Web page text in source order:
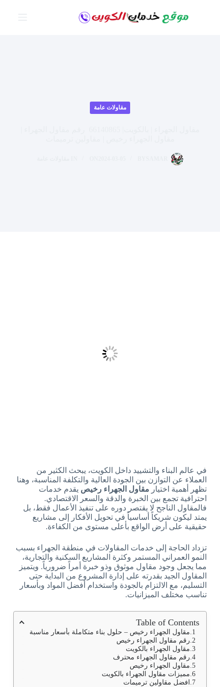
مقاولات عامة
في عالم البناء والتشييد داخل الكويت، يبحث الكثير من
العملاء عن التوازن بين الجودة العالية والتكلفة المناسبة، وهنا
تظهر أهمية اختيار مقاول الجهراء رخيص يقدم خدمات
احترافية تجمع بين الخبرة والدقة والسعر الاقتصادي.
فالمقاول الناجح لا يقتصر دوره على تنفيذ الأعمال فقط، بل
يمتد ليكون شريكاً أساسياً في تحويل الأفكار إلى مشاريع
حقيقية على أرض الواقع بأعلى مستوى من الكفاءة.
تزداد الحاجة إلى خدمات المقاولات في منطقة الجهراء بسبب
النمو العمراني المستمر وكثرة المشاريع السكنية والتجارية،
مما يجعل وجود مقاول موثوق وذو خبرة أمراً ضرورياً. ويتميز
المقاول الجيد بقدرته على إدارة المشروع من البداية حتى
التسليم، مع الالتزام بالجودة واستخدام أفضل المواد وبأسعار
تناسب مختلف الميزانيات.
Table of Contents
مقاول الجهراء رخيص – حلول بناء متكاملة بأسعار مناسبة
رقم مقاول الجهراء رخيص
مقاول الجهراء بالكويت
رقم مقاول الجهراء محترف
مقاول الجهراء رخيص
مميزات مقاول الجهراء بالكويت
افضل مقاولين ترميمات